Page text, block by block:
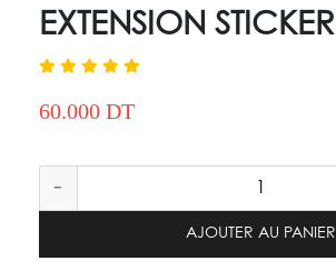
EXTENSION STICKER
60.000 DT
-
AJOUTER AU PANIER